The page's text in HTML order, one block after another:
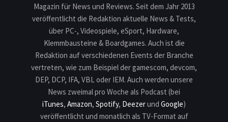
Magazin für News und Reviews. Seit dem Jahr 2013
veröffentlicht die Redaktion aktuelle News & Tests,
über PC-, Videospiele, eSport, Hardware,
Klemmbausteine & Boardgames. Auch ist die
Redaktion auf verschiedenen Events der Branche
vertreten, wie zum Beispiel der gamescom, devcom,
DEP, DCP, IFA, VBL oder IEM. Auch werden unsere
News zweimal pro Woche als Podcast (bei
iTunes, Amazon, Spotify, Deezerund Google)
veröffentlicht und monatlich als TV-Format auf